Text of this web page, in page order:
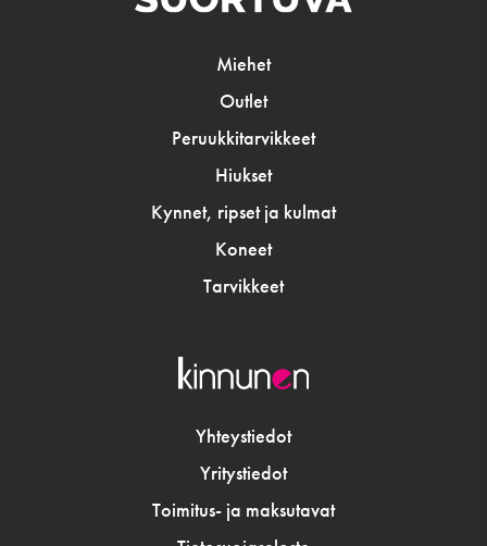
Vinkit
parhaat
tuotteet
Miehet
Outlet
Peruukkitarvikkeet
Hiukset
Kynnet, ripset ja kulmat
Koneet
Tarvikkeet
Yhteystiedot
Yritystiedot
Toimitus- ja maksutavat